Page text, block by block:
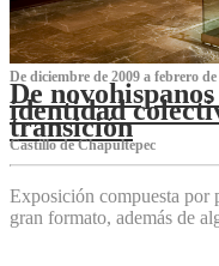
De diciembre de 2009 a febrero de
De
identidad
transición
Castillo de Chapultepec
Exposición compuesta por
gran formato, además de